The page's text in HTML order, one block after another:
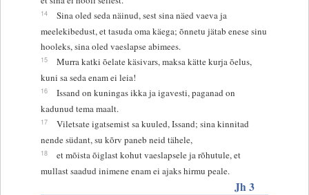
14
Sina oled seda näinud, sest sina näed vaeva ja
meelekibedust, et tasuda oma käega; õnnetu jätab enese sinu
hooleks, sina oled vaeslapse abimees.
15
Murra katki õelate käsivars, maksa kätte kurja õelus,
kuni sa seda enam ei leia!
16
Issand on kuningas ikka ja igavesti, paganad on
kadunud tema maalt.
17
Viletsate igatsemist sa kuuled, Issand; sina kinnitad
nende südant, su kõrv paneb neid tähele,
18
et mõista õiglast kohut vaeslapsele ja rõhutule, et
mullast saadud inimene enam ei ajaks hirmu peale.
Jh 3